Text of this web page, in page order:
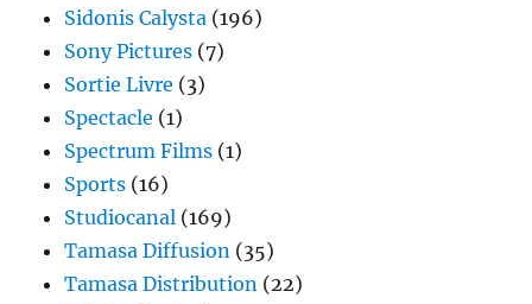
Sidonis Calysta (196)
Sony Pictures (7)
Sortie Livre (3)
Spectacle (1)
Spectrum Films (1)
Sports (16)
Studiocanal (169)
Tamasa Diffusion (35)
Tamasa Distribution (22)